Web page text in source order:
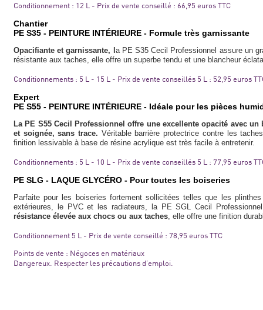
Conditionnement : 12 L - Prix de vente conseillé : 66,95 euros TTC
Chantier
PE S35 - PEINTURE INTÉRIEURE - Formule très garnissante
Opacifiante et garnissante, l a PE S35 Cecil Professionnel assure un
résistante aux taches, elle offre un superbe tendu et une blancheur
Conditionnements : 5 L - 15 L - Prix de vente conseillés 5 L : 52,95 euros
Expert
PE S55 - PEINTURE INTÉRIEURE - Idéale pour les pièces
La PE S55 Cecil Professionnel offre une excellente opacité avec
et soignée, sans trace. Véritable barrière protectrice contre les
finition lessivable à base de résine acrylique est très facile à entretenir.
Conditionnements : 5 L - 10 L - Prix de vente conseillés 5 L : 77,95 euros
PE SLG - LAQUE GLYCÉRO - Pour toutes les boiseries
Parfaite pour les boiseries fortement sollicitées telles que les
extérieures, le PVC et les radiateurs, la PE SGL Cecil
résistance élevée aux chocs ou aux taches, elle offre une finition
Conditionnement 5 L - Prix de vente conseillé : 78,95 euros TTC
Points de vente : Négoces en matériaux
Dangereux. Respecter les précautions d’emploi.